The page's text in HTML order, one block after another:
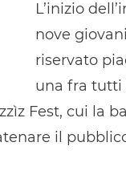
L’inizio
nove
riservato
una fra tutti
Fest, cui la
il